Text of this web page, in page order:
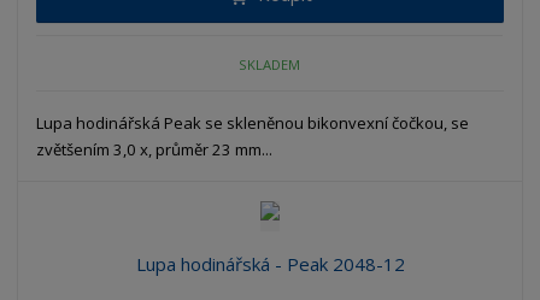
SKLADEM
Lupa hodinářská Peak se skleněnou bikonvexní čočkou, se
zvětšením 3,0 x, průměr 23 mm...
Lupa hodinářská - Peak 2048-12